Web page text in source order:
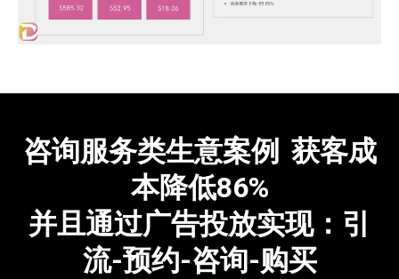
咨询服务类生意案例 获客成
本降低86%
并且通过广告投放实现：引
流-预约-咨询-购买